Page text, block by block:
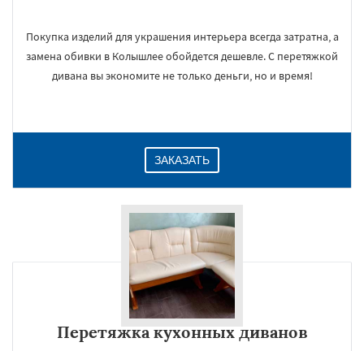
Покупка изделий для украшения интерьера всегда затратна, а
замена обивки в Колышлее обойдется дешевле. С перетяжкой
дивана вы экономите не только деньги, но и время!
ЗАКАЗАТЬ
Перетяжка кухонных диванов